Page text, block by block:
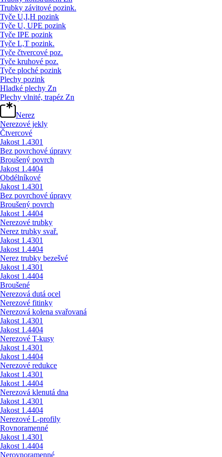
Trubky závitové pozink.
Tyče U,I,H pozink
Tyče U, UPE pozink
Tyče IPE pozink
Tyče L,T pozink.
Tyče čtvercové poz.
Tyče kruhové poz.
Tyče ploché pozink
Plechy pozink
Hladké plechy Zn
Plechy vlnité, trapéz Zn
Nerez
Nerezové jekly
Čtvercové
Jakost 1.4301
Bez povrchové úpravy
Broušený povrch
Jakost 1.4404
Obdélníkové
Jakost 1.4301
Bez povrchové úpravy
Broušený povrch
Jakost 1.4404
Nerezové trubky
Nerez trubky svař.
Jakost 1.4301
Jakost 1.4404
Nerez trubky bezešvé
Jakost 1.4301
Jakost 1.4404
Broušené
Nerezová dutá ocel
Nerezové fitinky
Nerezová kolena svařovaná
Jakost 1.4301
Jakost 1.4404
Nerezové T-kusy
Jakost 1.4301
Jakost 1.4404
Nerezové redukce
Jakost 1.4301
Jakost 1.4404
Nerezová klenutá dna
Jakost 1.4301
Jakost 1.4404
Nerezové L-profily
Rovnoramenné
Jakost 1.4301
Jakost 1.4404
Nerovnoramenné